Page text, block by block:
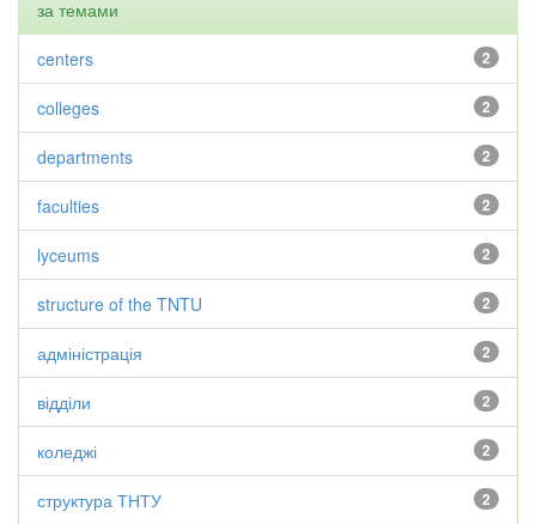
за темами
2
centers
2
colleges
2
departments
2
faculties
2
lyceums
2
structure of the TNTU
2
адміністрація
2
відділи
2
коледжі
2
структура ТНТУ